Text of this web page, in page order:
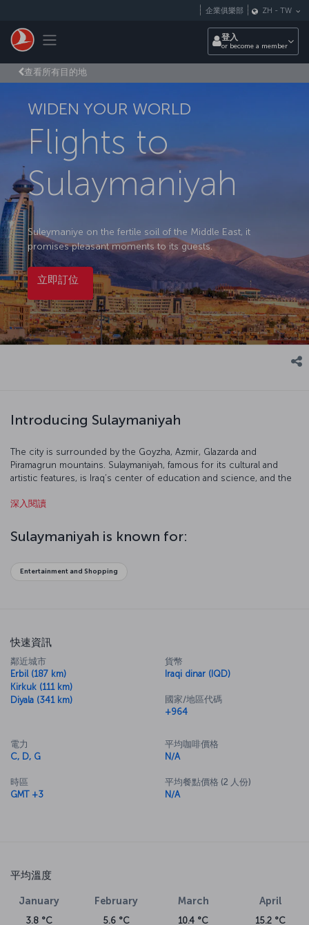
Toggle navigation
企業俱樂部 ZH - TW
登入
or become a member
查看所有目的地
WIDEN YOUR WORLD
Flights to
Sulaymaniyah
Suleymaniye on the fertile soil of the Middle East, it
promises pleasant moments to its guests.
立即訂位
Introducing Sulaymaniyah
The city is surrounded by the Goyzha, Azmir, Glazarda and
Piramagrun mountains. Sulaymaniyah, famous for its cultural and
artistic features, is Iraq’s center of education and science, and the
深入閱讀
Sulaymaniyah is known for:
Entertainment and Shopping
快速資訊
鄰近城市
Erbil (187 km)
Kirkuk (111 km)
Diyala (341 km)
貨幣
Iraqi dinar (IQD)
國家/地區代碼
+964
電力
C, D, G
時區
GMT +3
平均咖啡價格
N/A
平均餐點價格 (2 人份)
N/A
平均溫度
January
3.8 °C
February
5.6 °C
March
10.4 °C
April
15.2 °C